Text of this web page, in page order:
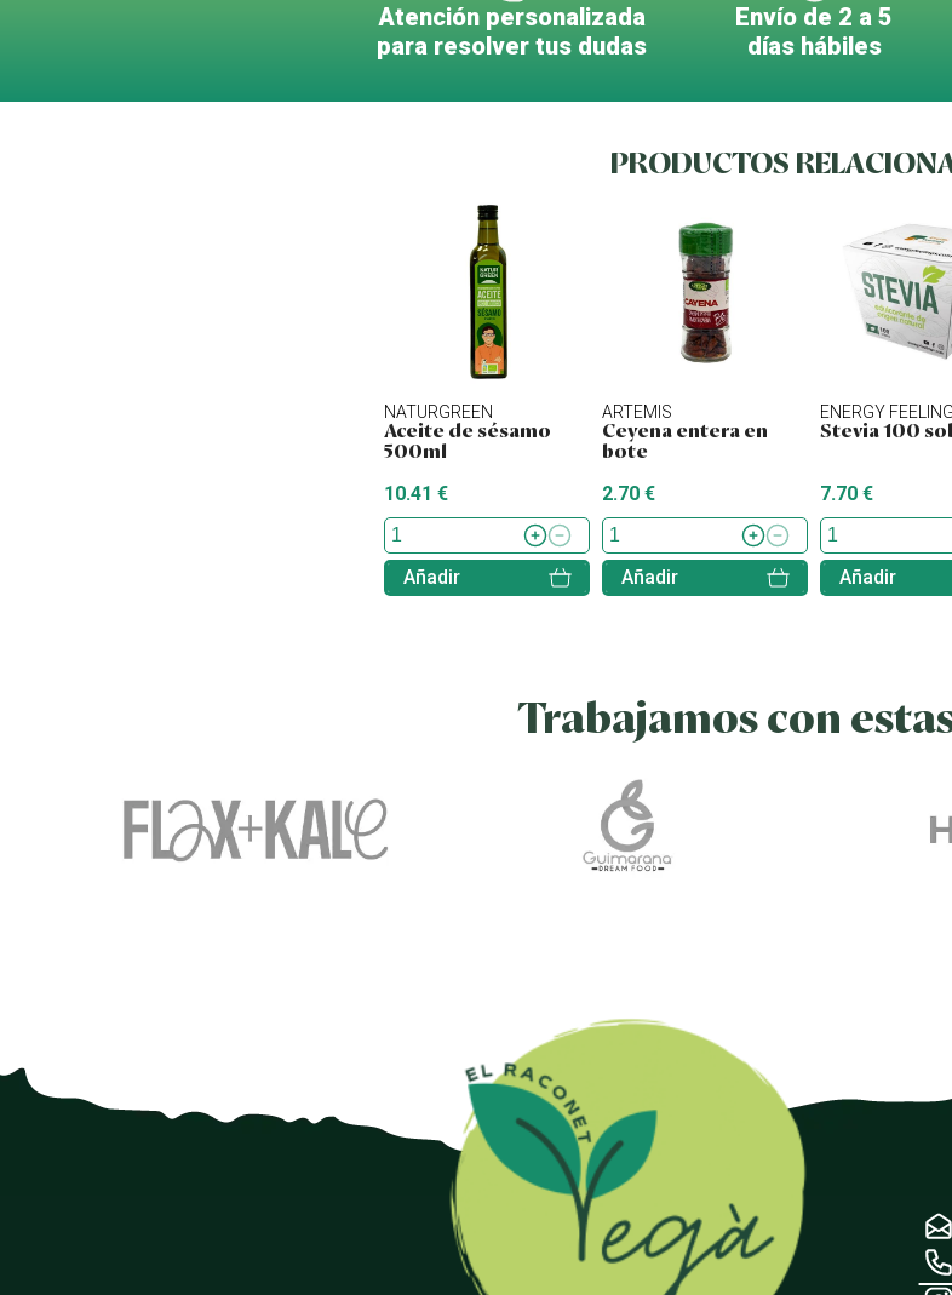
Atención personalizada
para resolver tus dudas
Envío de 2 a 5
días hábiles
PRODUCTOS
NATURGREEN
Aceite de sésamo
500ml
10.41 €
Añadir
ARTEMIS
Ceyena entera en
bote
2.70 €
Añadir
ENERGY
Stevia 100
7.70 €
Añadir
Trabajamos con